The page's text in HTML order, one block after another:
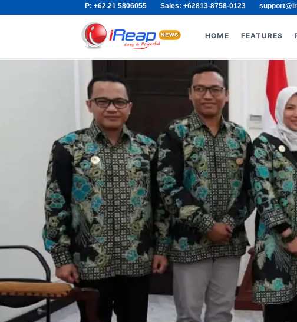
P: +62.21 5806055 Sales: +62813-8758-0123
Search
HOME FEATURES